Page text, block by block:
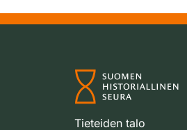
Tieteiden talo